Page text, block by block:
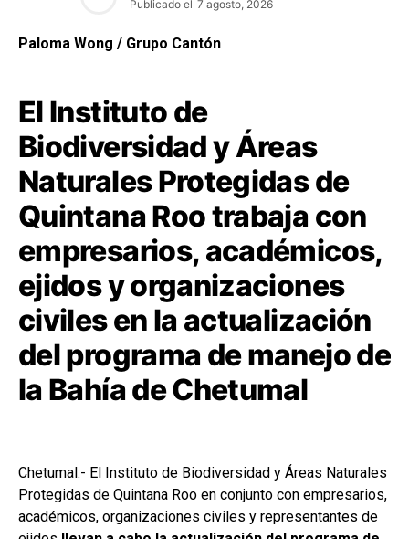
Publicado el 7 agosto, 2026
Paloma Wong / Grupo Cantón
El Instituto de
Biodiversidad y Áreas
Naturales Protegidas de
Quintana Roo trabaja con
empresarios, académicos,
ejidos y organizaciones
civiles en la actualización
del programa de manejo de
la Bahía de Chetumal
Chetumal.- El Instituto de Biodiversidad y Áreas Naturales
Protegidas de Quintana Roo en conjunto con empresarios,
académicos, organizaciones civiles y representantes de